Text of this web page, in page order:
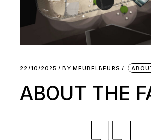
22/10/2025 BY MEUBELBEURS
ABOUT THE